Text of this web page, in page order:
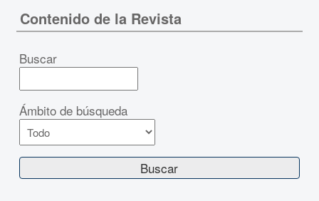
Contenido de la Revista
Buscar
Ámbito de búsqueda